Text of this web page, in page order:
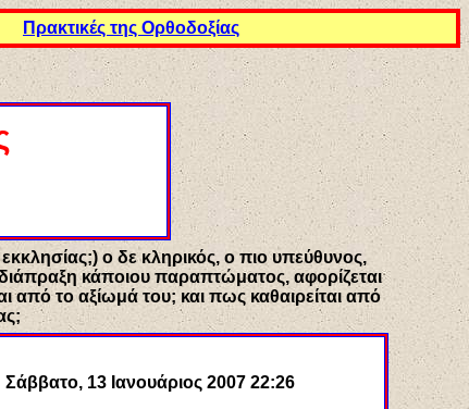
Πρακτικές της Ορθοδοξίας
εκκλησίας;) ο δε κληρικός, ο πιο υπεύθυνος,
διάπραξη κάποιου παραπτώματος, αφορίζεται
από το αξίωμά του; και πως καθαιρείται από
Σάββατο, 13 Ιανουάριος 2007 22:26